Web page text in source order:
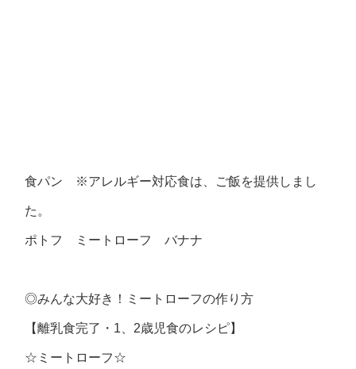
食パン ※アレルギー対応食は、ご飯を提供しまし
た。
ポトフ ミートローフ バナナ
◎みんな大好き！ミートローフの作り方
【離乳食完了・1、2歳児食のレシピ】
☆ミートローフ☆